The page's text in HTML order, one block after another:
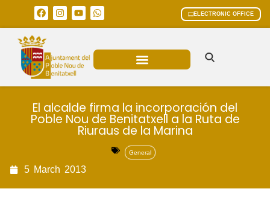
ELECTRONIC OFFICE
El alcalde firma la incorporación del
Poble Nou de Benitatxell a la Ruta de
Riuraus de la Marina
General
5 March 2013